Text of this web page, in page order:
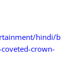
hindi/b
crown-